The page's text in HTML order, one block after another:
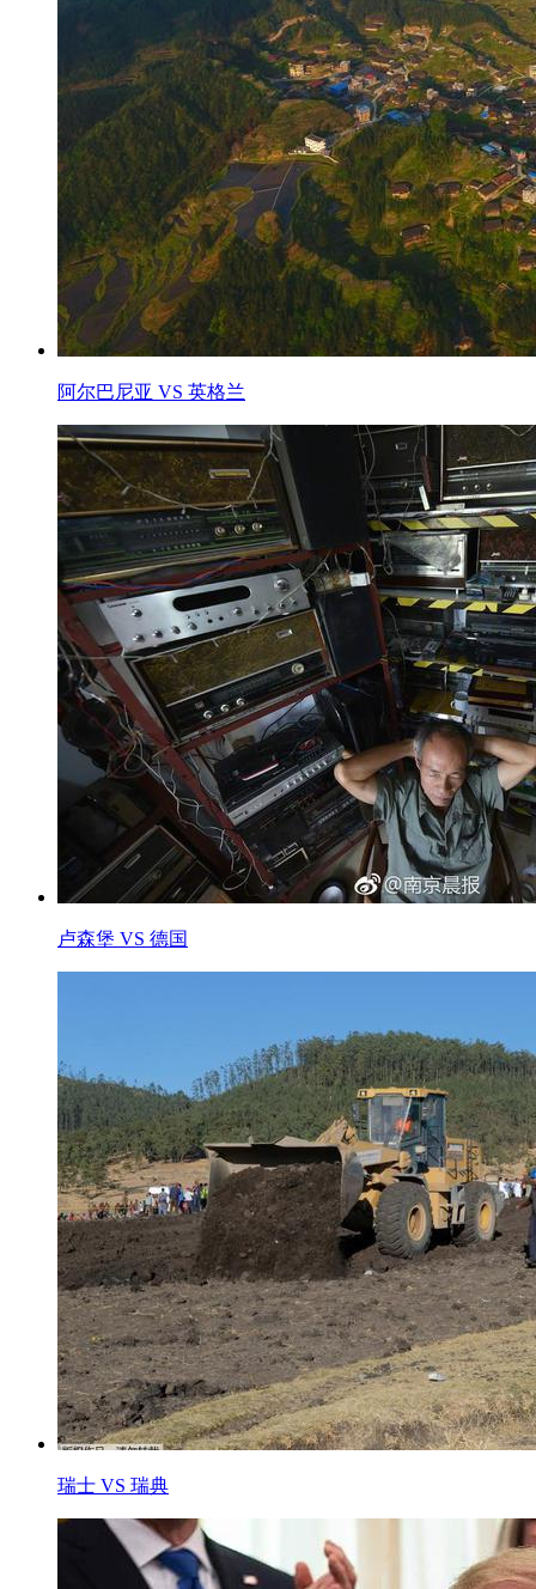
阿尔巴尼亚 VS 英格兰
卢森堡 VS 德国
瑞士 VS 瑞典